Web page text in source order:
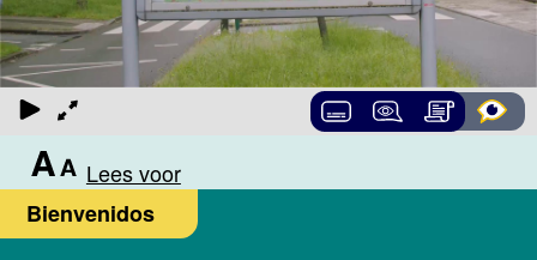
Lees voor
Bienvenidos